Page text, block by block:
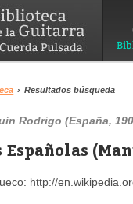
› Resultados búsqueda
Rodrigo (España,
Españolas
http://